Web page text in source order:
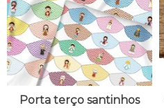
Porta terço santinhos